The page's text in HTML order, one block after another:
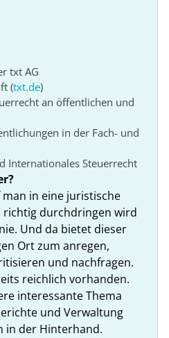
txt AG
(txt.de)
an öffentlichen und
in der Fach- und
Internationales Steuerrecht
man in eine juristische
richtig durchdringen wird
Und da bietet dieser
Ort zum anregen,
und nachfragen.
reichlich vorhanden.
interessante Thema
und Verwaltung
in der Hinterhand.